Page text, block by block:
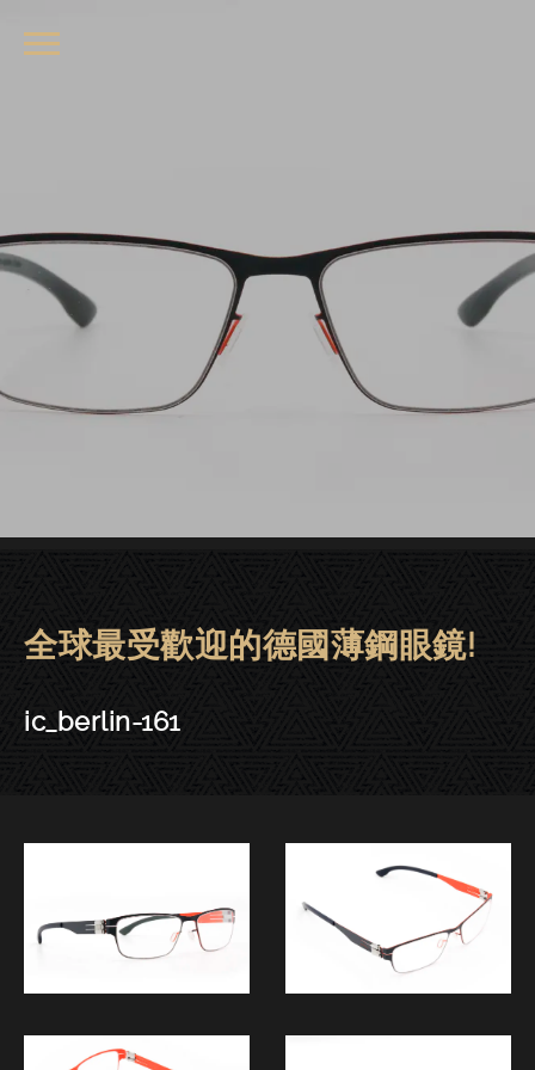
ic! berlin眼鏡 | 東門－ic_berlin-
全球最受歡迎的德國薄鋼眼鏡!
ic_berlin-161